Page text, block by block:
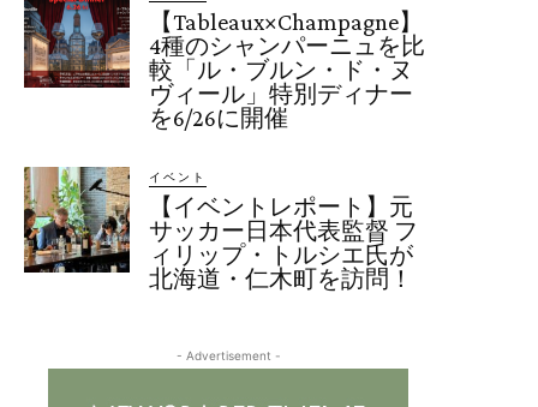
【Tableaux×Champagne】
4種のシャンパーニュを比
較「ル・ブルン・ド・ヌ
ヴィール」特別ディナー
を6/26に開催
イベント
【イベントレポート】元
サッカー日本代表監督 フ
ィリップ・トルシエ氏が
北海道・仁木町を訪問！
- Advertisement -